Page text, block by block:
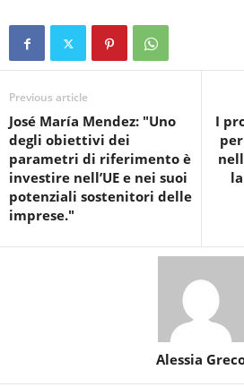
Previous article
José María Mendez: "Uno
degli obiettivi dei
parametri di riferimento è
investire nell’UE e nei suoi
potenziali sostenitori delle
imprese."
I
Alessia